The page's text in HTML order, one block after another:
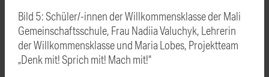
Bild 5: Schüler/-innen der Willkommensklasse der Mali
Gemeinschaftsschule, Frau Nadiia Valuchyk, Lehrerin
der Willkommensklasse und Maria Lobes, Projektteam
„Denk mit! Sprich mit! Mach mit!“